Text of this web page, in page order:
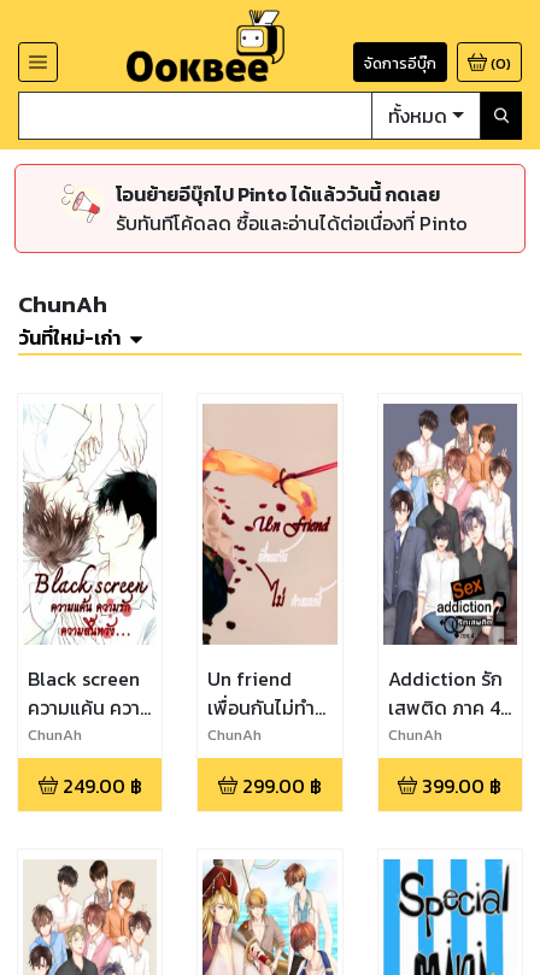
จัดการอีบุ๊ก (0)
ทั้งหมด
โอนย้ายอีบุ๊กไป Pinto ได้แล้ววันนี้ กดเลย
รับทันทีโค้ดลด ซื้อและอ่านได้ต่อเนื่องที่ Pinto
ChunAh
วันที่ใหม่-เก่า
Black screen
ความแค้น ความ
รัก ความสิ้น
หวัง...
ChunAh
249.00 ฿
Un friend
เพื่อนกันไม่ทำ
แบบนี้... [SM]
ChunAh
299.00 ฿
Addiction รัก
เสพติด ภาค 4
[เล่ม 2] Just
loveaholic
ChunAh
399.00 ฿